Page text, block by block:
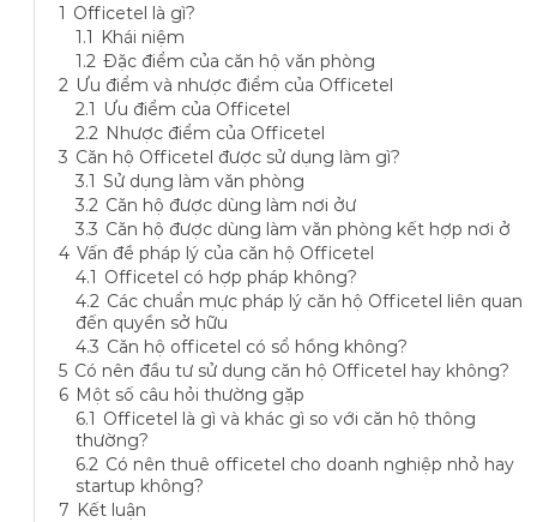
1 Officetel là gì?
1.1 Khái niệm
1.2 Đặc điểm của căn hộ văn phòng
2 Ưu điểm và nhược điểm của Officetel
2.1 Ưu điểm của Officetel
2.2 Nhược điểm của Officetel
3 Căn hộ Officetel được sử dụng làm gì?
3.1 Sử dụng làm văn phòng
3.2 Căn hộ được dùng làm nơi ởư
3.3 Căn hộ được dùng làm văn phòng kết hợp nơi ở
4 Vấn đề pháp lý của căn hộ Officetel
4.1 Officetel có hợp pháp không?
4.2 Các chuẩn mực pháp lý căn hộ Officetel liên quan
đến quyền sở hữu
4.3 Căn hộ officetel có sổ hồng không?
5 Có nên đầu tư sử dụng căn hộ Officetel hay không?
6 Một số câu hỏi thường gặp
6.1 Officetel là gì và khác gì so với căn hộ thông
thường?
6.2 Có nên thuê officetel cho doanh nghiệp nhỏ hay
startup không?
7 Kết luận